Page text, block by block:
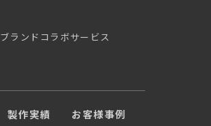
ブランドコラボサービス
製作実績
お客様事例